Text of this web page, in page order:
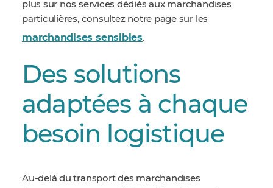
plus sur nos services dédiés aux marchandises
particulières, consultez notre page sur les
marchandises sensibles.
Des solutions
adaptées à chaque
besoin logistique
Au-delà du transport des marchandises